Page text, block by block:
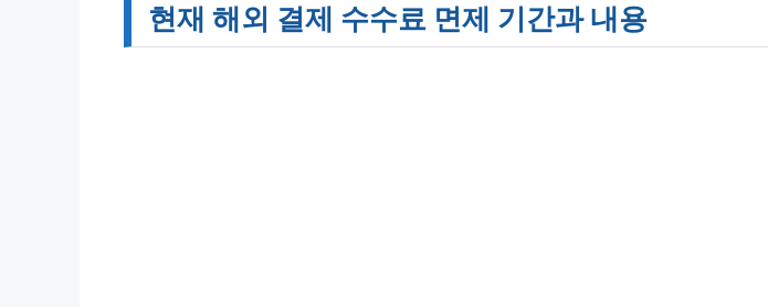
현재 해외 결제 수수료 면제 기간과 내용